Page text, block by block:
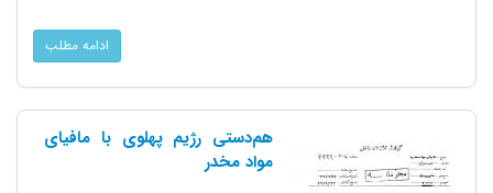
ادامه مطلب
هم‌دستی رژیم پهلوی با مافیای
مواد مخدر